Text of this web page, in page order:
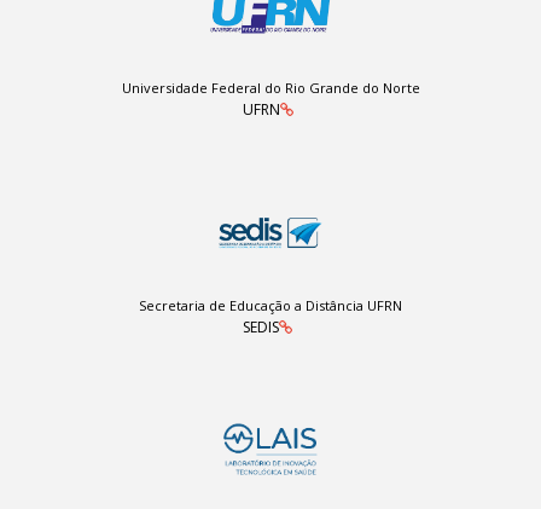
Universidade Federal do Rio Grande do Norte
UFRN
Secretaria de Educação a Distância UFRN
SEDIS